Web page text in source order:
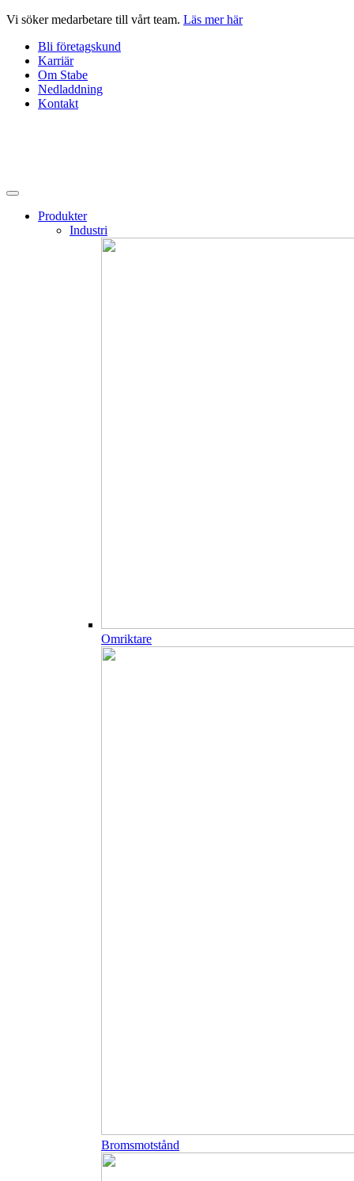
Hoppa
innehåll
Vi söker medarbetare till vårt team. Läs mer här
Bli företagskund
Karriär
Om Stabe
Nedladdning
Kontakt
Produkter
Industri
Omriktare
Bromsmotstånd